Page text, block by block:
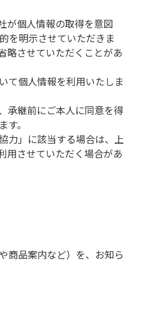
が個人情報の取得を意図
を明示させていただきま
略させていただくことがあ
て個人情報を利用いたしま
承継前にご本人に同意を得
。
力」に該当する場合は、上
用させていただく場合があ
商品案内など）を、お知ら